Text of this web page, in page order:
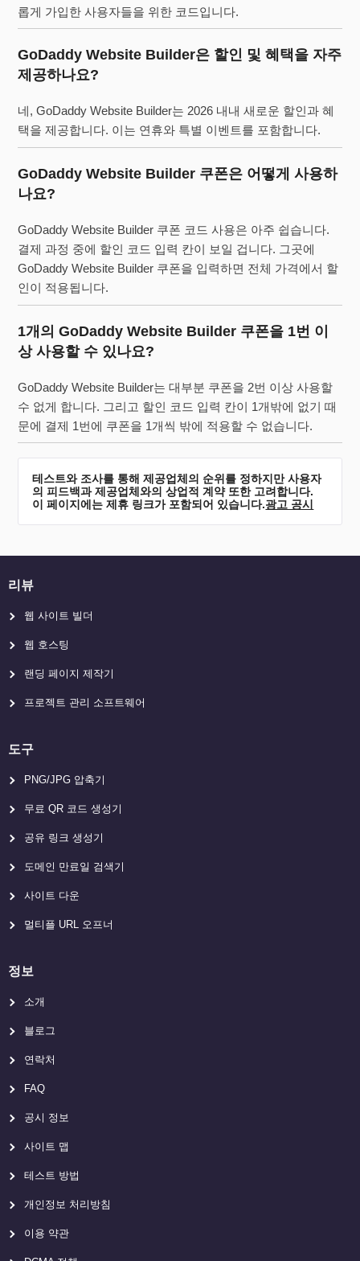
롭게 가입한 사용자들을 위한 코드입니다.
GoDaddy Website Builder은 할인 및 혜택을 자주
제공하나요?
네, GoDaddy Website Builder는 2026 내내 새로운 할인과 혜
택을 제공합니다. 이는 연휴와 특별 이벤트를 포함합니다.
GoDaddy Website Builder 쿠폰은 어떻게 사용하
나요?
GoDaddy Website Builder 쿠폰 코드 사용은 아주 쉽습니다.
결제 과정 중에 할인 코드 입력 칸이 보일 겁니다. 그곳에
GoDaddy Website Builder 쿠폰을 입력하면 전체 가격에서 할
인이 적용됩니다.
1개의 GoDaddy Website Builder 쿠폰을 1번 이
상 사용할 수 있나요?
GoDaddy Website Builder는 대부분 쿠폰을 2번 이상 사용할
수 없게 합니다. 그리고 할인 코드 입력 칸이 1개밖에 없기 때
문에 결제 1번에 쿠폰을 1개씩 밖에 적용할 수 없습니다.
테스트와 조사를 통해 제공업체의 순위를 정하지만 사용자
의 피드백과 제공업체와의 상업적 계약 또한 고려합니다.
이 페이지에는 제휴 링크가 포함되어 있습니다.광고 공시
리뷰
웹 사이트 빌더
웹 호스팅
랜딩 페이지 제작기
프로젝트 관리 소프트웨어
도구
PNG/JPG 압축기
무료 QR 코드 생성기
공유 링크 생성기
도메인 만료일 검색기
사이트 다운
멀티플 URL 오프너
정보
소개
블로그
연락처
FAQ
공시 정보
사이트 맵
테스트 방법
개인정보 처리방침
이용 약관